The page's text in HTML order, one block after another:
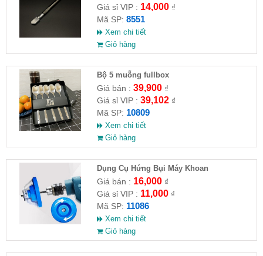
Giá sỉ VIP : 14,000₫
Mã SP: 8551
Xem chi tiết
Giỏ hàng
Bộ 5 muỗng fullbox
Giá bán : 39,900₫
Giá sỉ VIP : 39,102₫
Mã SP: 10809
Xem chi tiết
Giỏ hàng
Dụng Cụ Hứng Bụi Máy Khoan
Giá bán : 16,000₫
Giá sỉ VIP : 11,000₫
Mã SP: 11086
Xem chi tiết
Giỏ hàng